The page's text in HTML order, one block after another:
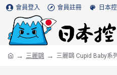
會員登入 會員註冊 日本
三麗鷗 三麗鷗 Cupid Baby系